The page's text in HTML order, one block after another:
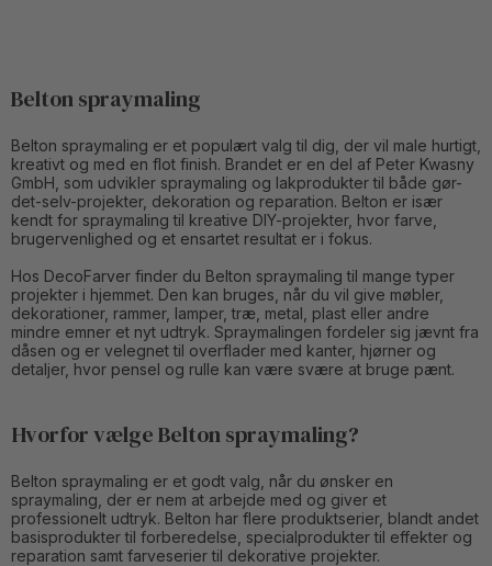
Belton spraymaling
Belton spraymaling er et populært valg til dig, der vil male hurtigt,
kreativt og med en flot finish. Brandet er en del af Peter Kwasny
GmbH, som udvikler spraymaling og lakprodukter til både gør-
det-selv-projekter, dekoration og reparation. Belton er især
kendt for spraymaling til kreative DIY-projekter, hvor farve,
brugervenlighed og et ensartet resultat er i fokus.
Hos DecoFarver finder du Belton spraymaling til mange typer
projekter i hjemmet. Den kan bruges, når du vil give møbler,
dekorationer, rammer, lamper, træ, metal, plast eller andre
mindre emner et nyt udtryk. Spraymalingen fordeler sig jævnt fra
dåsen og er velegnet til overflader med kanter, hjørner og
detaljer, hvor pensel og rulle kan være svære at bruge pænt.
Hvorfor vælge Belton spraymaling?
Belton spraymaling er et godt valg, når du ønsker en
spraymaling, der er nem at arbejde med og giver et
professionelt udtryk. Belton har flere produktserier, blandt andet
basisprodukter til forberedelse, specialprodukter til effekter og
reparation samt farveserier til dekorative projekter.